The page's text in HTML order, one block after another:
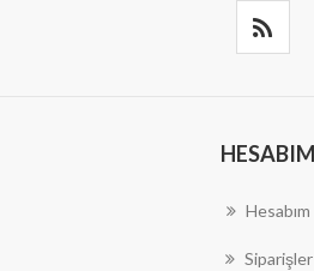
HESABIM
Hesabım
Siparişler